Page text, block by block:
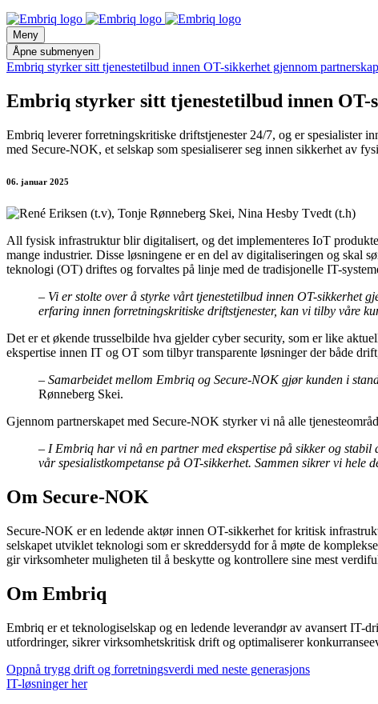
Meny
Åpne submenyen
Embriq styrker sitt tjenestetilbud innen OT-sikkerhet gjennom
Embriq styrker sitt tjenestetilbud innen OT-
Embriq leverer forretningskritiske driftstjenester 24/7, og er spesialister
med Secure-NOK, et selskap som spesialiserer seg innen sikkerhet av
06. januar 2025
All fysisk infrastruktur blir digitalisert, og det implementeres IoT
mange industrier. Disse løsningene er en del av digitaliseringen og skal
teknologi (OT) driftes og forvaltes på linje med de tradisjonelle IT-
– Vi er stolte over å styrke vårt tjenestetilbud innen OT-sikkerhet
erfaring innen forretningskritiske driftstjenester, kan vi tilby våre
Det er et økende trusselbilde hva gjelder cyber security, som er like
ekspertise innen IT og OT som tilbyr transparente løsninger der både
– Samarbeidet mellom Embriq og Secure-NOK gjør kunden i
Rønneberg Skei.
Gjennom partnerskapet med Secure-NOK styrker vi nå alle
– I Embriq har vi nå en partner med ekspertise på sikker og
vår spesialistkompetanse på OT-sikkerhet. Sammen sikrer vi
Om Secure-NOK
Secure-NOK er en ledende aktør innen OT-sikkerhet for kritisk
selskapet utviklet teknologi som er skreddersydd for å møte de
gir virksomheter muligheten til å beskytte og kontrollere sine mest
Om Embriq
Embriq er et teknologiselskap og en ledende leverandør av avansert
utfordringer, sikrer virksomhetskritisk drift og optimaliserer
Oppnå trygg drift og forretningsverdi med neste generasjons
IT-løsninger her